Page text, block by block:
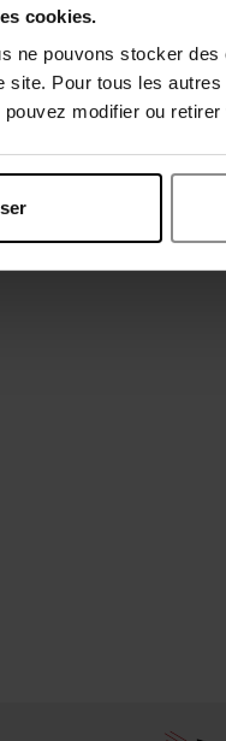
cookies.
ne pouvons stocker
site. Pour tous les
modifier ou